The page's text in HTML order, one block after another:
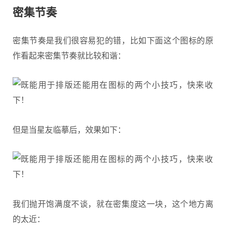
密集节奏
密集节奏是我们很容易犯的错，比如下面这个图标的原
作看起来密集节奏就比较和谐：
但是当星友临摹后，效果如下：
我们抛开饱满度不谈，就在密集度这一块，这个地方离
的太近：